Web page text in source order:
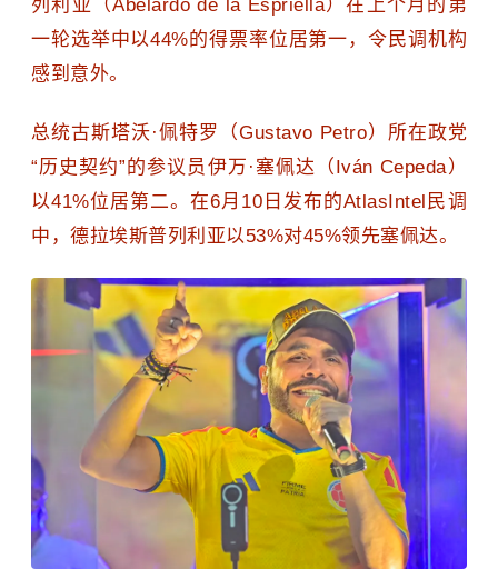
列利亚（Abelardo de la Espriella）在上个月的第
一轮选举中以44%的得票率位居第一，令民调机构
感到意外。
总统古斯塔沃·佩特罗（Gustavo Petro）所在政党
“历史契约”的参议员伊万·塞佩达（Iván Cepeda）
以41%位居第二。在6月10日发布的AtlasIntel民调
中，德拉埃斯普列利亚以53%对45%领先塞佩达。